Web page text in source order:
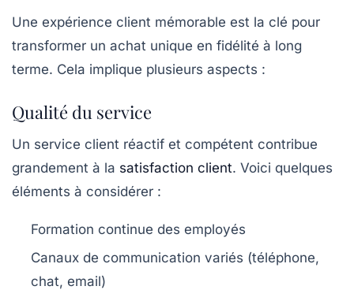
Une expérience client mémorable est la clé pour
transformer un achat unique en fidélité à long
terme. Cela implique plusieurs aspects :
Qualité du service
Un service client réactif et compétent contribue
grandement à la satisfaction client. Voici quelques
éléments à considérer :
Formation continue des employés
Canaux de communication variés (téléphone,
chat, email)